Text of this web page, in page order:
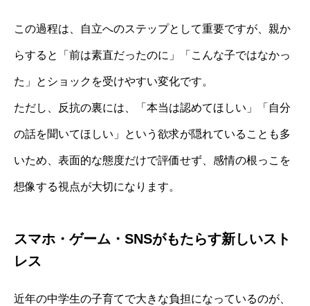
この過程は、自立へのステップとして重要ですが、親か
らすると「前は素直だったのに」「こんな子ではなかっ
た」とショックを受けやすい変化です。
ただし、反抗の裏には、「本当は認めてほしい」「自分
の話を聞いてほしい」という欲求が隠れていることも多
いため、表面的な態度だけで評価せず、感情の根っこを
想像する視点が大切になります。
スマホ・ゲーム・SNSがもたらす新しいスト
レス
近年の中学生の子育てで大きな負担になっているのが、